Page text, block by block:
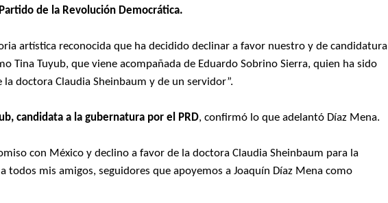
de la Revolución Democrática.
artística reconocida que ha decidido declinar a favor nuestro y de candidatura
Tina Tuyub, que viene acompañada de Eduardo Sobrino Sierra, quien ha sido
doctora Claudia Sheinbaum y de un servidor”.
candidata a la gubernatura por el PRD, confirmó lo que adelantó Díaz Mena.
con México y declino a favor de la doctora Claudia Sheinbaum para la
todos mis amigos, seguidores que apoyemos a Joaquín Díaz Mena como